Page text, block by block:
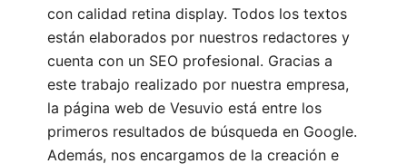
con calidad retina display. Todos los textos
están elaborados por nuestros redactores y
cuenta con un SEO profesional. Gracias a
este trabajo realizado por nuestra empresa,
la página web de Vesuvio está entre los
primeros resultados de búsqueda en Google.
Además, nos encargamos de la creación e